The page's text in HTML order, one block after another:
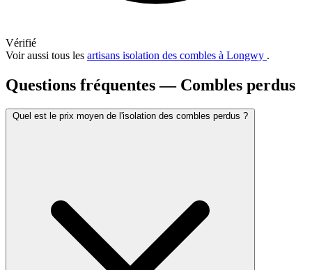
Vérifié
Voir aussi tous les artisans isolation des combles à Longwy .
Questions fréquentes — Combles perdus
Quel est le prix moyen de l'isolation des combles perdus ?